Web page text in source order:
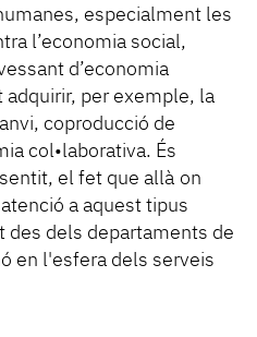
especialment les
l’economia social,
d’economia
adquirir, per exemple, la
coproducció de
col•laborativa. És
el fet que allà on
a aquest tipus
des dels departaments de
en l'esfera dels serveis